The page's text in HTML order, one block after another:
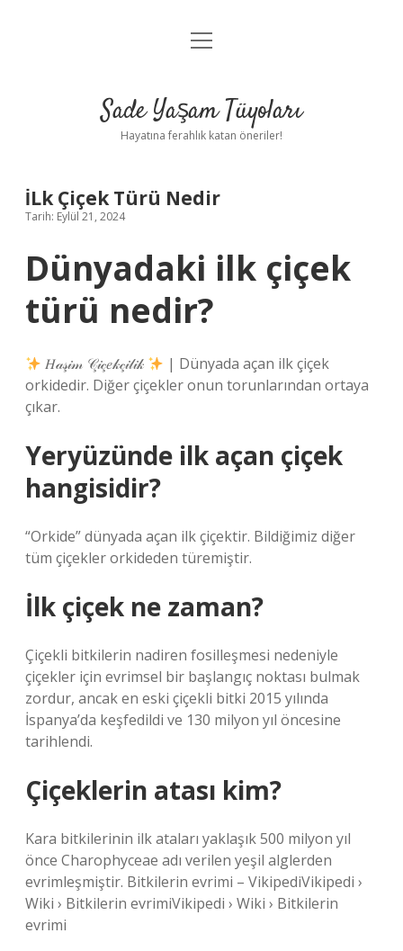
Anasayfa
Yasal Uyarı
menüyü
Sade Yaşam Tüyoları
Hayatına ferahlık katan öneriler!
İLk Çiçek Türü Nedir
Tarih: Eylül 21, 2024
Dünyadaki ilk çiçek
türü nedir?
𝐻𝒶𝓈̧𝒾𝓂 𝒞̧𝒾𝒸̧𝑒𝓀𝒸̧𝒾𝓁𝒾𝓀
| Dünyada açan ilk çiçek
orkidedir. Diğer çiçekler onun torunlarından ortaya
çıkar.
Yeryüzünde ilk açan çiçek
hangisidir?
“Orkide” dünyada açan ilk çiçektir. Bildiğimiz diğer
tüm çiçekler orkideden türemiştir.
İlk çiçek ne zaman?
Çiçekli bitkilerin nadiren fosilleşmesi nedeniyle
çiçekler için evrimsel bir başlangıç ​​​​noktası bulmak
zordur, ancak en eski çiçekli bitki 2015 yılında
İspanya’da keşfedildi ve 130 milyon yıl öncesine
tarihlendi.
Çiçeklerin atası kim?
Kara bitkilerinin ilk ataları yaklaşık 500 milyon yıl
önce Charophyceae adı verilen yeşil alglerden
evrimleşmiştir. Bitkilerin evrimi – VikipediVikipedi ›
Wiki › Bitkilerin evrimiVikipedi › Wiki › Bitkilerin
evrimi